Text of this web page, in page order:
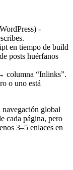
-
en tiempo de build
posts huérfanos
“Inlinks”.
o uno está
navegación global
cada página, pero
3–5 enlaces en